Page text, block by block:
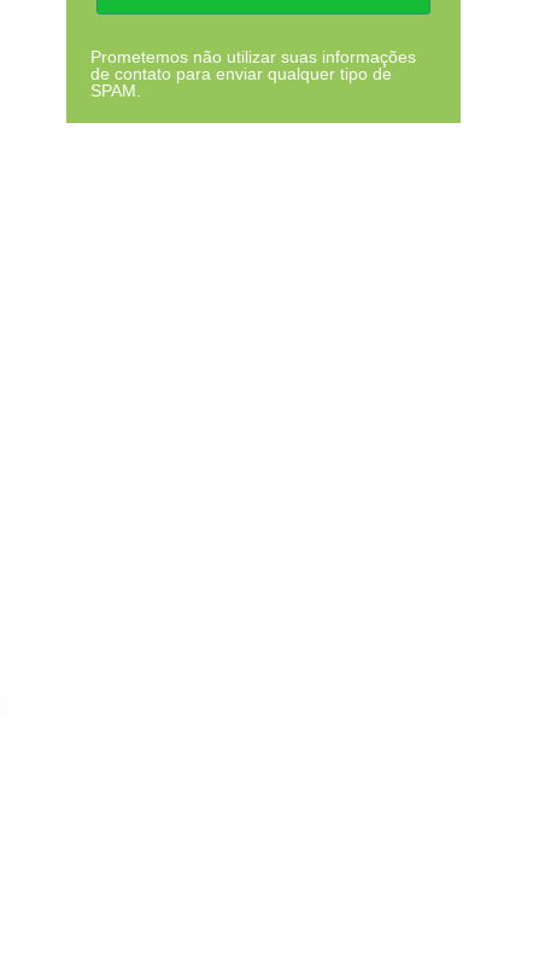
Prometemos não utilizar suas informações
de contato para enviar qualquer tipo de
SPAM.